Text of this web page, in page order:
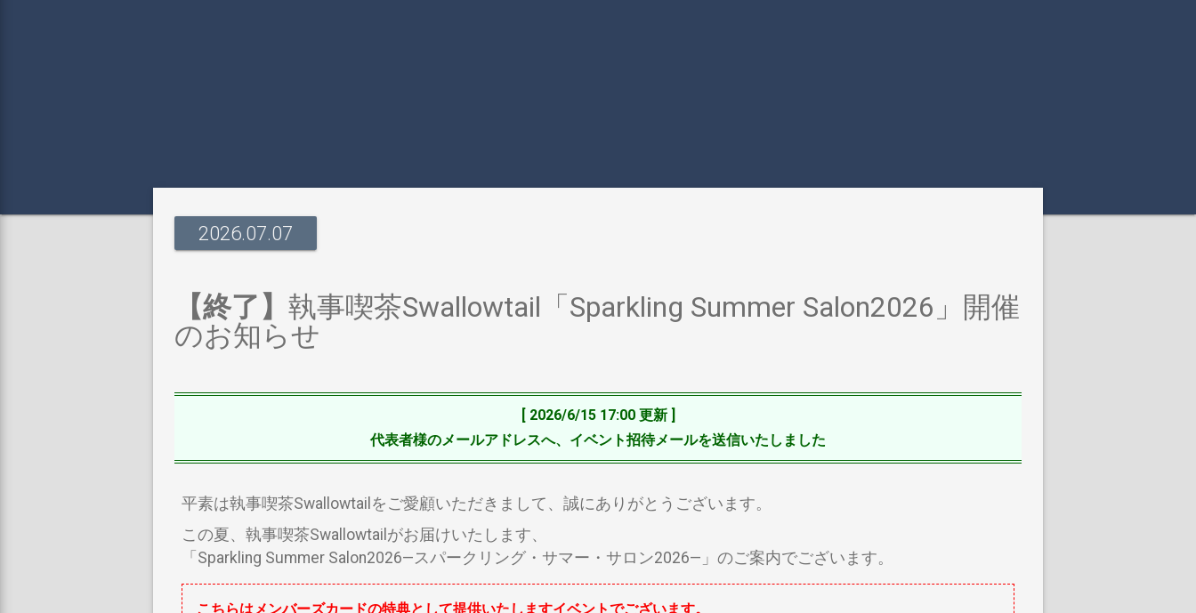
2026.07.07
【終了】 執事喫茶Swallowtail「Sparkling Summer Salon2026」開催
のお知らせ
[ 2026/6/15 17:00 更新 ]
代表者様のメールアドレスへ、イベント招待メールを送信いたしました
平素は執事喫茶Swallowtailをご愛顧いただきまして、誠にありがとうございます。
この夏、執事喫茶Swallowtailがお届けいたします、
「Sparkling Summer Salon2026—スパークリング・サマー・サロン2026—」のご案内でございます。
こちらはメンバーズカードの特典として提供いたしますイベントでございます。